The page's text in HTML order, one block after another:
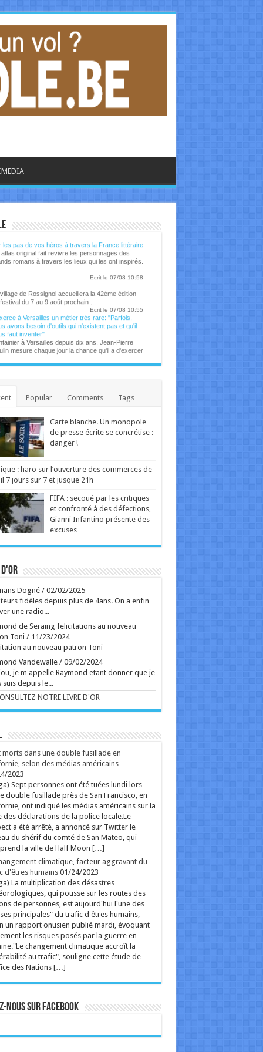
- CULTURE
atlas original fait revivre les personnages des
romans à travers les lieux qui les ont inspirés.
du 7 au 9 août prochain ...
à Versailles un métier très rare: "Parfois,
avons besoin d'outils qui n'existent pas et qu'il
faut inventer"
à Versailles depuis dix ans, Jean-Pierre
mesure chaque jour la chance qu'il a d'exercer
aussi rare. ...
Ecrit le 03/08 14:01
François vit depuis six mois dans un
Ecrit le 05/08 13:54
Le Nôtre, le seul devant qui s'inclinait Louis XIV
en chef de Versailles depuis cinquante ans,
Baraton a planté plus de 200 000 arbres. ...
belge se confie dans une publication
Instagram. ...
Ecrit le 06/08 17:58
ans après la sortie de "Anti", Rihanna semblerait
sur un nouveau disque. ...
nostalgie et stratégie, rencontre avec l'homme
a façonné notre imaginaire visuel et un certain
Ecrit le 06/08 13:52
Popular Comments Tags
Carte blanche. Un monopole
de presse écrite se concrétise :
danger !
: haro sur l’ouverture des commerces de
7 jours sur 7 et jusque 21h
FIFA : secoué par les critiques
et confronté à des défections,
Gianni Infantino présente des
excuses
Dogné/ 02/02/2025
fidèles depuis plus de 4ans. On a enfin
une radio...
de Seraing felicitations au nouveau
Toni / 11/23/2024
au nouveau patron Toni
Vandewalle/ 09/02/2024
je m'appelle Raymond etant donner que je
suis depuis le...
NOTRE LIVRE D'OR
morts dans une double fusillade en
selon des médias américains
2023
Sept personnes ont été tuées lundi lors
double fusillade près de San Francisco, en
ont indiqué les médias américains sur la
des déclarations de la police locale.Le
a été arrêté, a annoncé sur Twitter le
du shérif du comté de San Mateo, qui
la ville de Half Moon […]
climatique, facteur aggravant du
d'êtres humains 01/24/2023
La multiplication des désastres
qui pousse sur les routes des
de personnes, est aujourd'hui l'une des
principales" du trafic d'êtres humains,
un rapport onusien publié mardi, évoquant
les risques posés par la guerre en
changement climatique accroît la
au trafic", souligne cette étude de
des Nations […]
nous sur Facebook